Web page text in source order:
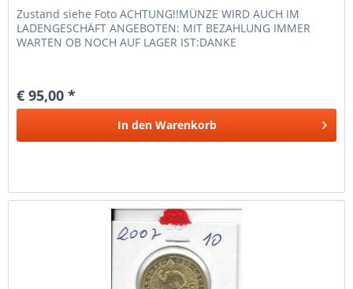
Zustand siehe Foto ACHTUNG!!MÜNZE WIRD AUCH IM
LADENGESCHÄFT ANGEBOTEN: MIT BEZAHLUNG IMMER
WARTEN OB NOCH AUF LAGER IST:DANKE
€ 95,00 *
In den Warenkorb